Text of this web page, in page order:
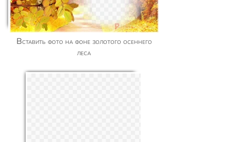
Вставить фото на фоне золотого осеннего
леса